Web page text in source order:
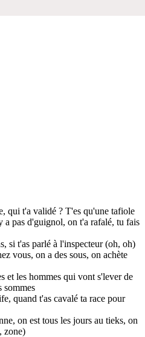
qui t'a validé ? T'es qu'une tafiole
a pas d'guignol, on t'a rafalé, tu fais
si t'as parlé à l'inspecteur (oh, oh)
vous, on a des sous, on achète
et les hommes qui vont s'lever de
sommes
quand t'as cavalé ta race pour
on est tous les jours au tieks, on
zone)